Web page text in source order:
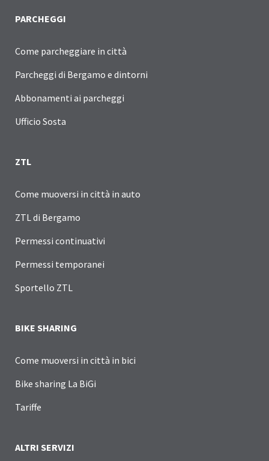
PARCHEGGI
Come parcheggiare in città
Parcheggi di Bergamo e dintorni
Abbonamenti ai parcheggi
Ufficio Sosta
ZTL
Come muoversi in città in auto
ZTL di Bergamo
Permessi continuativi
Permessi temporanei
Sportello ZTL
BIKE SHARING
Come muoversi in città in bici
Bike sharing La BiGi
Tariffe
ALTRI SERVIZI